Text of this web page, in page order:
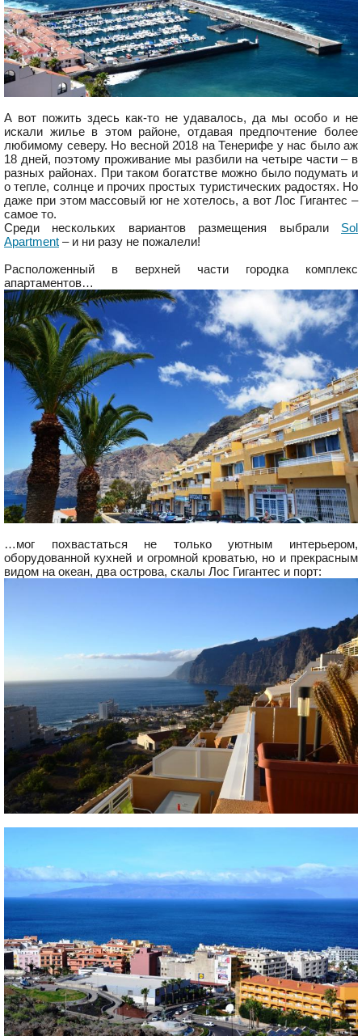
А вот пожить здесь как-то не удавалось, да мы особо и не
искали жилье в этом районе, отдавая предпочтение более
любимому северу. Но весной 2018 на Тенерифе у нас было аж
18 дней, поэтому проживание мы разбили на четыре части – в
разных районах. При таком богатстве можно было подумать и
о тепле, солнце и прочих простых туристических радостях. Но
даже при этом массовый юг не хотелось, а вот Лос Гигантес –
самое то.
Среди нескольких вариантов размещения выбрали Sol
Apartment – и ни разу не пожалели!
Расположенный в верхней части городка комплекс
апартаментов…
…мог похвастаться не только уютным интерьером,
оборудованной кухней и огромной кроватью, но и прекрасным
видом на океан, два острова, скалы Лос Гигантес и порт: